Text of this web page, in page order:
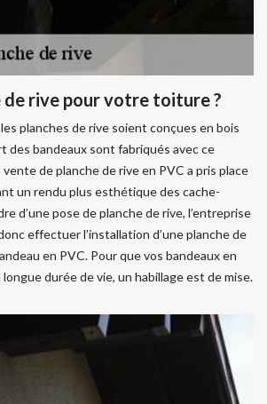
de rive pour votre toiture ?
planches de rive soient conçues en bois
des bandeaux sont fabriqués avec ce
de planche de rive en PVC a pris place
un rendu plus esthétique des cache-
d’une pose de planche de rive, l’entreprise
effectuer l’installation d’une planche de
en PVC. Pour que vos bandeaux en
durée de vie, un habillage est de mise.